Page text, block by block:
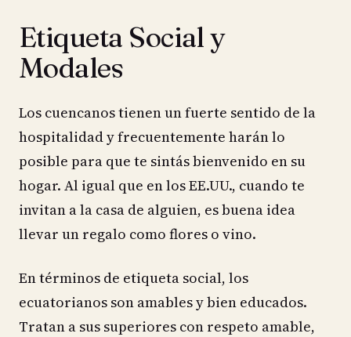
Etiqueta Social y
Modales
Los cuencanos tienen un fuerte sentido de la
hospitalidad y frecuentemente harán lo
posible para que te sintás bienvenido en su
hogar. Al igual que en los EE.UU., cuando te
invitan a la casa de alguien, es buena idea
llevar un regalo como flores o vino.
En términos de etiqueta social, los
ecuatorianos son amables y bien educados.
Tratan a sus superiores con respeto amable,